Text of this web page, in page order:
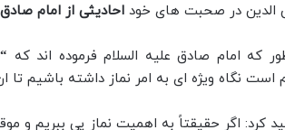
الدین در صحبت های خود احادیثی از امام صادق
که امام صادق علیه السلام فرموده اند که
است نگاه ویژه ای به امر نماز داشته باشیم تا
کرد: اگر حقیقتاً به اهمیت نماز پی ببریم و